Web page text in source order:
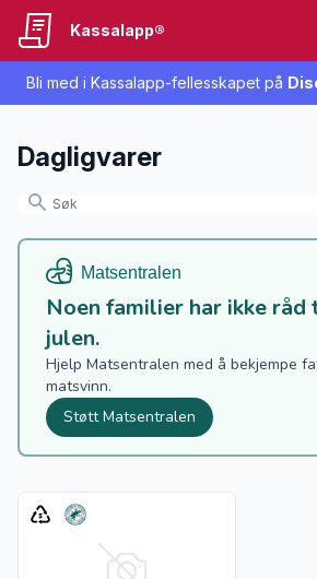
Bli med i Kassalapp-fellesskapet på
Kassalapp®
Dagligvarer
Noen familier har ikke råd
julen.
Hjelp Matsentralen med å bekjempe
matsvinn.
Støtt Matsentralen
Vis flere detaljer for produktet "Coop